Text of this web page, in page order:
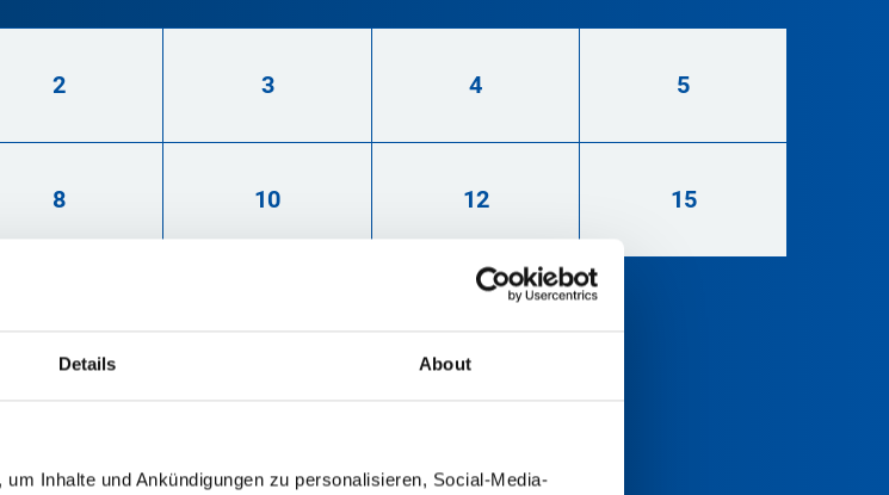
Details About
Inhalte und Ankündigungen zu personalisieren, Social-Media-
2 3 4 5
8 10 12 15